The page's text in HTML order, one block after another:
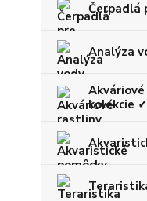
Čerpadlá
Analýza
kolekcie ✓